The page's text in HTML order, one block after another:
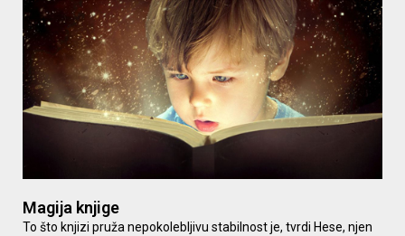
Magija knjige
To što knjizi pruža nepokolebljivu stabilnost je, tvrdi Hese, njen